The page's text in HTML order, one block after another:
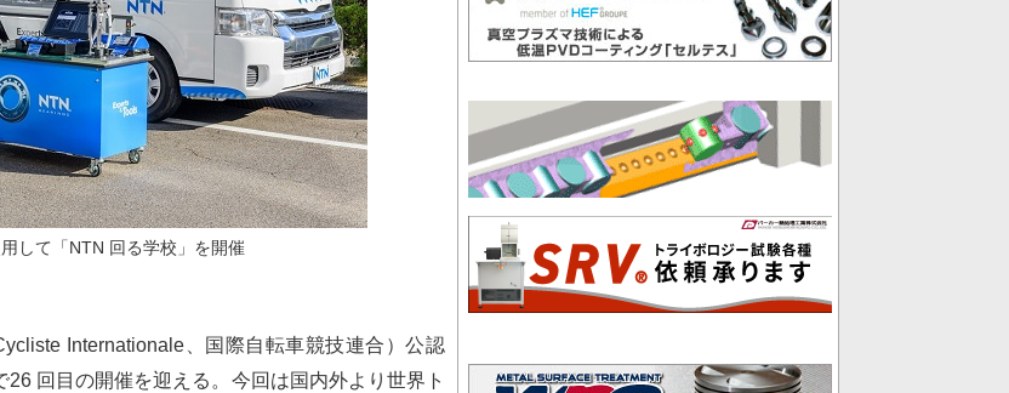
して「NTN 回る学校」を開催
Internationale、国際自転車競技連合）公認
回目の開催を迎える。今回は国内外より世界ト